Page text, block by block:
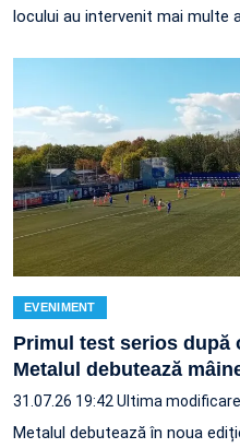
locului au intervenit mai multe
EVENIMENT
Primul test serios după
Metalul debutează
31.07.26 19:42 Ultima
Metalul debutează în noua